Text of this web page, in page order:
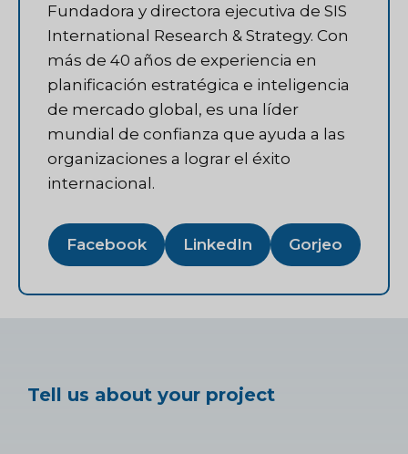
Fundadora y directora ejecutiva de SIS
International Research & Strategy. Con
más de 40 años de experiencia en
planificación estratégica e inteligencia
de mercado global, es una líder
mundial de confianza que ayuda a las
organizaciones a lograr el éxito
internacional.
Facebook LinkedIn Gorjeo
Tell us about your project